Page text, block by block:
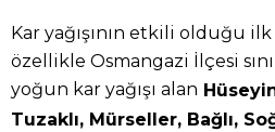
Kar yağışının etkili olduğu
özellikle Osmangazi İlçesi
yoğun kar yağışı alan
Tuzaklı, Mürseller, Bağlı,